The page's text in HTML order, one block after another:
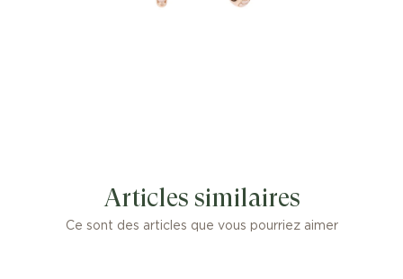
Articles similaires
Ce sont des articles que vous pourriez aimer